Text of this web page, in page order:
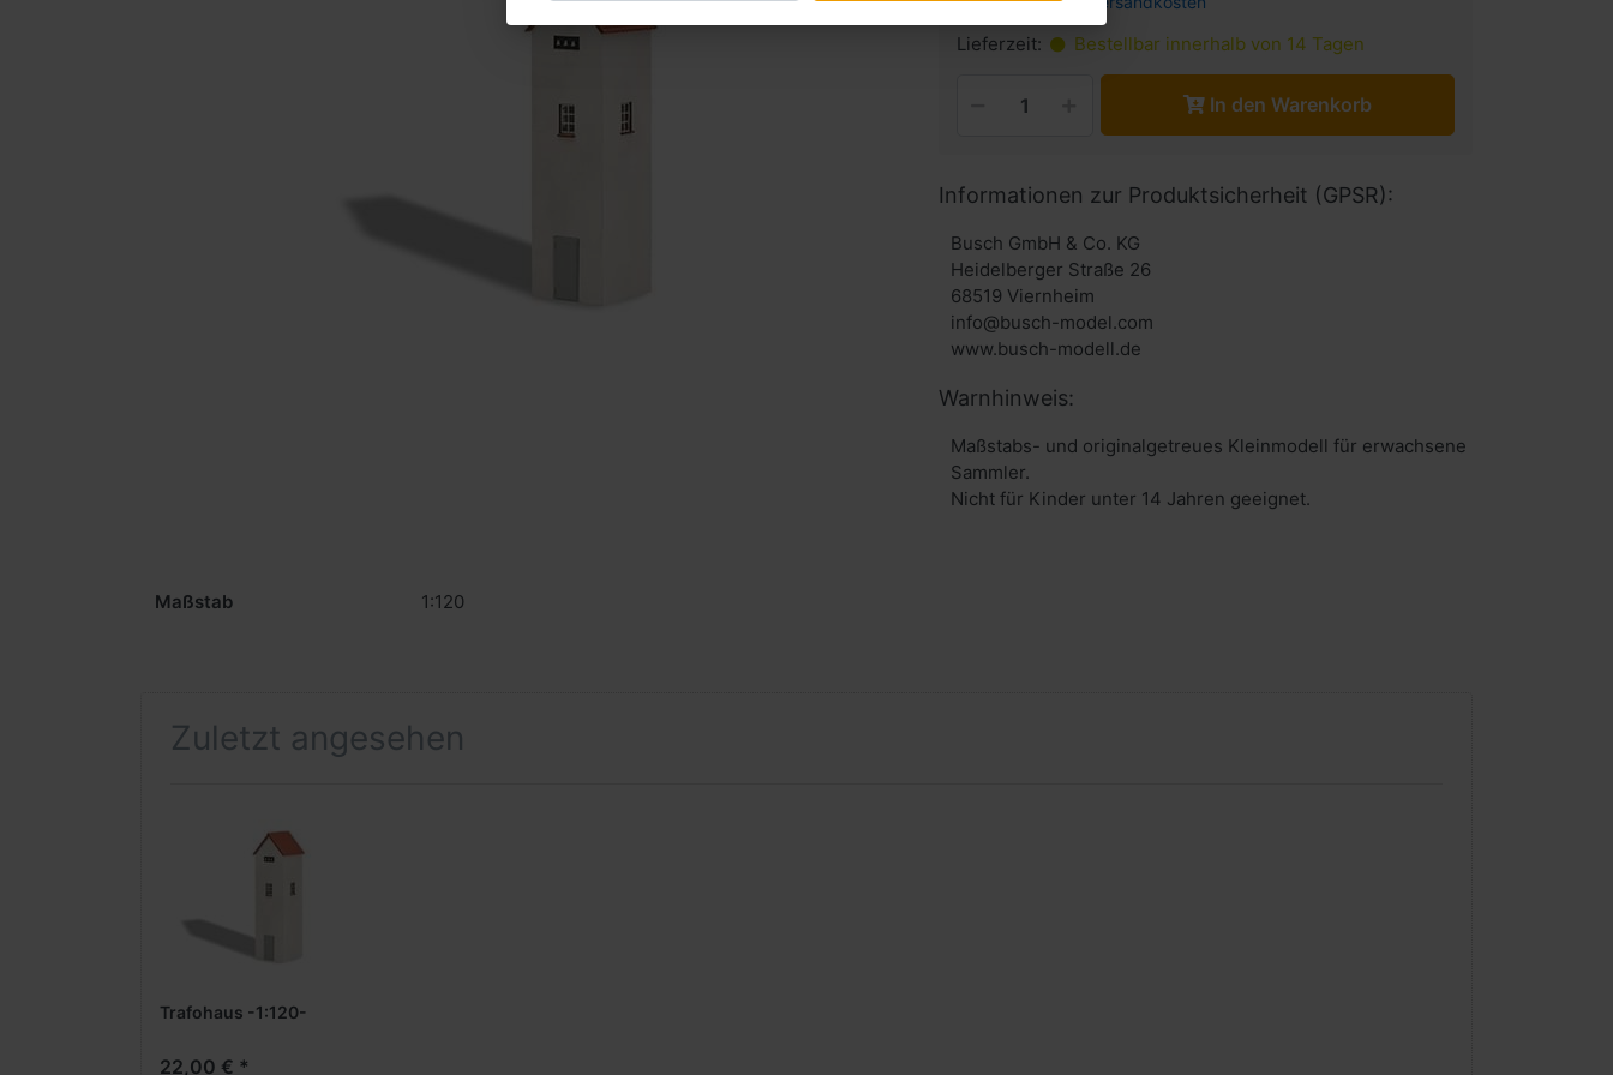
Lieferzeit: Bestellbar innerhalb von 14 Tagen
In den Warenkorb
Informationen zur Produktsicherheit (GPSR):
Busch GmbH & Co. KG
Heidelberger Straße 26
68519 Viernheim
info@busch-model.com
www.busch-modell.de
Warnhinweis:
Maßstabs- und originalgetreues Kleinmodell für erwachsene
Sammler.
Nicht für Kinder unter 14 Jahren geeignet.
Maßstab 1:120
Zuletzt angesehen
Trafohaus -1:120-
22,00 € *